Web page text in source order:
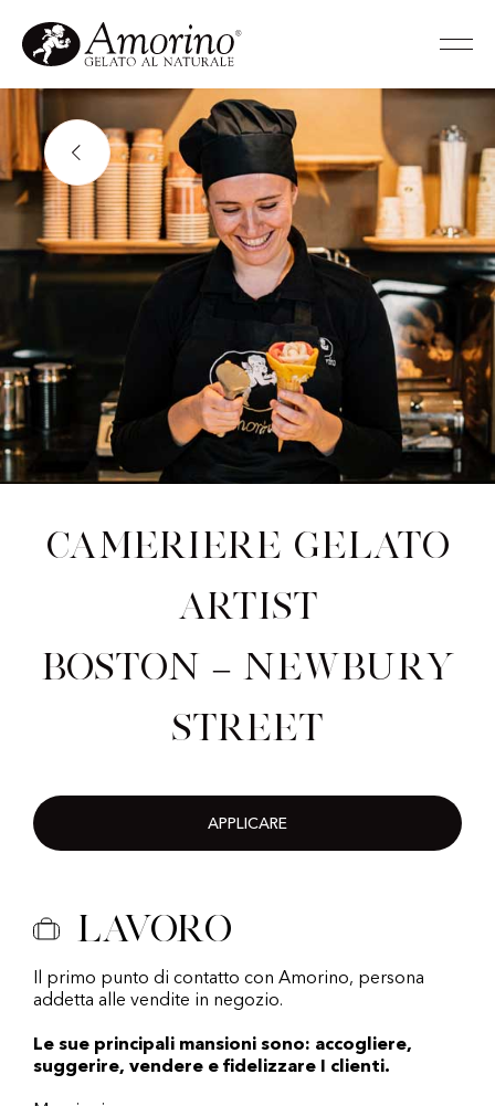
Cameriere Gelato
Artist
Boston – Newbury
Street
APPLICARE
Lavoro
Il primo punto di contatto con Amorino, persona
addetta alle vendite in negozio.
Le sue principali mansioni sono: accogliere,
suggerire, vendere e fidelizzare I clienti.